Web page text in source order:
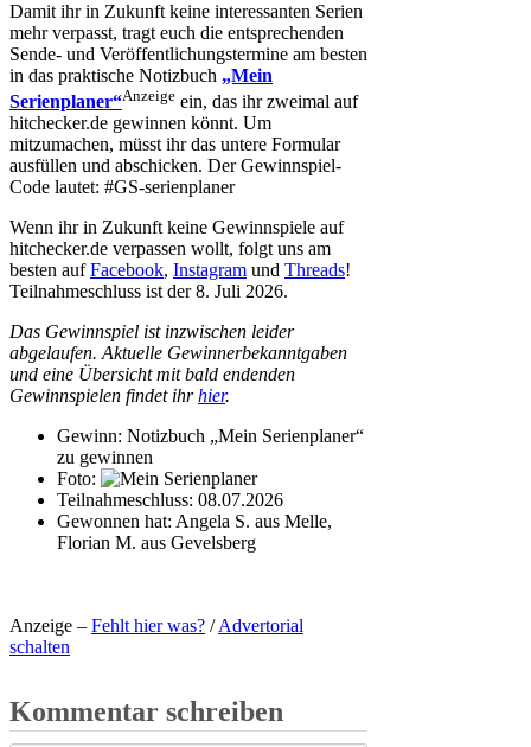
Damit ihr in Zukunft keine interessanten Serien
mehr verpasst, tragt euch die entsprechenden
Sende- und Veröffentlichungstermine am besten
in das praktische Notizbuch „Mein
Serienplaner“Anzeige ein, das ihr zweimal auf
hitchecker.de gewinnen könnt. Um
mitzumachen, müsst ihr das untere Formular
ausfüllen und abschicken. Der Gewinnspiel-
Code lautet: #GS-serienplaner
Wenn ihr in Zukunft keine Gewinnspiele auf
hitchecker.de verpassen wollt, folgt uns am
besten aufFacebook, Instagram und Threads!
Teilnahmeschluss ist der 8. Juli 2026.
Das Gewinnspiel ist inzwischen leider
abgelaufen. Aktuelle Gewinnerbekanntgaben
und eine Übersicht mit bald endenden
Gewinnspielen findet ihrhier.
Gewinn: Notizbuch „Mein Serienplaner“
zu gewinnen
Foto:
Teilnahmeschluss: 08.07.2026
Gewonnen hat: Angela S. aus Melle,
Florian M. aus Gevelsberg
Anzeige – Fehlt hier was? /Advertorial
schalten
Kommentar schreiben